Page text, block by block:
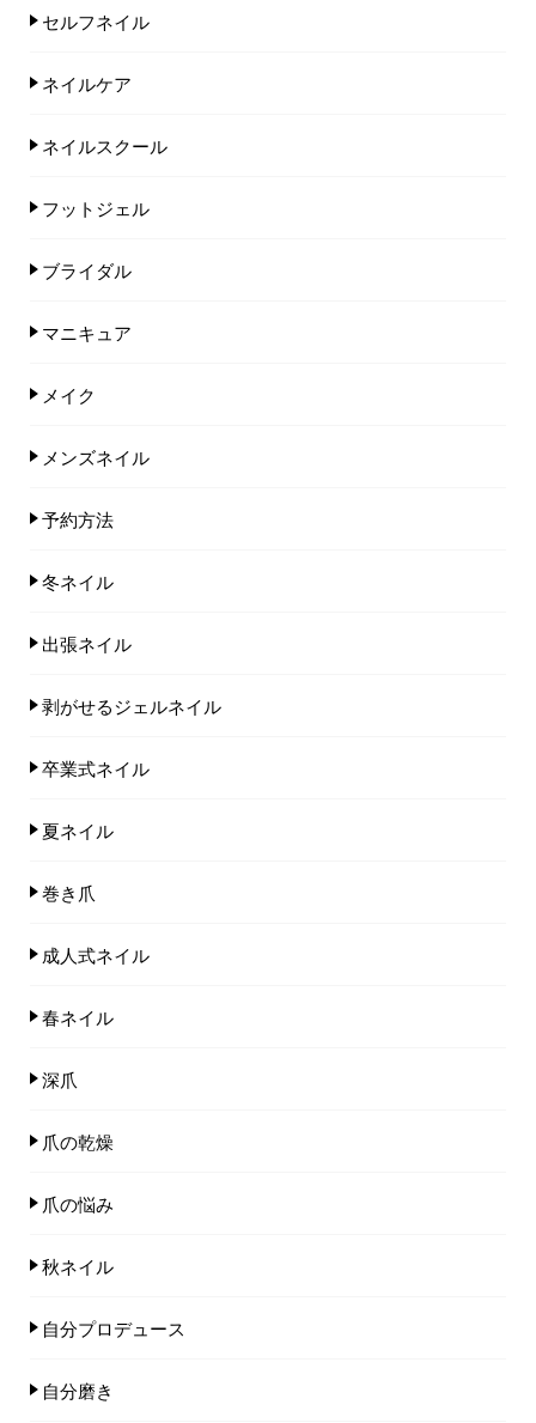
セルフネイル
ネイルケア
ネイルスクール
フットジェル
ブライダル
マニキュア
メイク
メンズネイル
予約方法
冬ネイル
出張ネイル
剥がせるジェルネイル
卒業式ネイル
夏ネイル
巻き爪
成人式ネイル
春ネイル
深爪
爪の乾燥
爪の悩み
秋ネイル
自分プロデュース
自分磨き